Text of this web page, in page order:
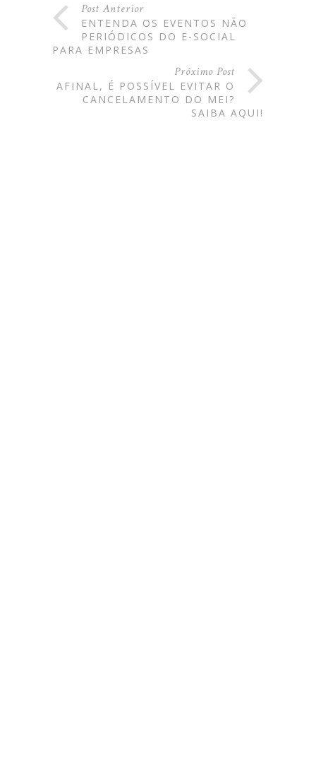
Post Anterior
ENTENDA OS EVENTOS NÃO
PERIÓDICOS DO E-SOCIAL
PARA EMPRESAS
Próximo Post
AFINAL, É POSSÍVEL EVITAR O
CANCELAMENTO DO MEI?
SAIBA AQUI!